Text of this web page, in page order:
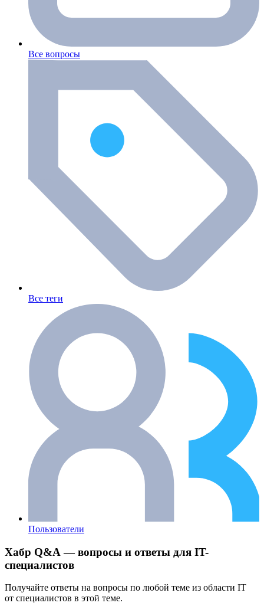
Все вопросы
Все теги
Пользователи
Хабр Q&A — вопросы и ответы для IT-
специалистов
Получайте ответы на вопросы по любой теме из области IT
от специалистов в этой теме.